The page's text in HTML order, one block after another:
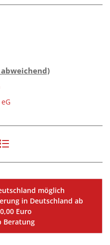
abweichend)
möglich
in Deutschland ab
Euro
Beratung